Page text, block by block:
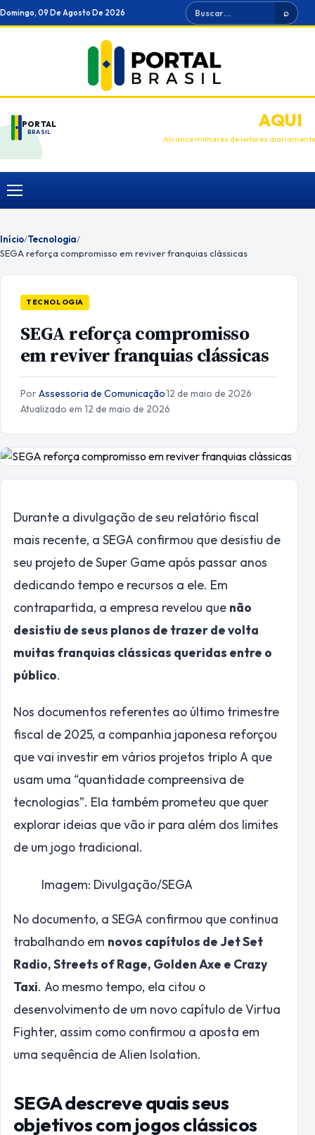
Ir
para
Domingo, 09 De Agosto De 2026 Buscar ⌕
PORTAL
BRASIL
ANUNCIEAQUI
Alcance milhares de leitores diariamente
Menu
Início/Tecnologia/
SEGA reforça compromisso em reviver franquias clássicas
TECNOLOGIA
SEGA reforça compromisso
em reviver franquias clássicas
PorAssessoria de Comunicação·12 de maio de 2026·
Atualizado em 12 de maio de 2026
Durante a divulgação de seu relatório fiscal
mais recente, a SEGA confirmou que desistiu de
seu projeto de Super Game após passar anos
dedicando tempo e recursos a ele. Em
contrapartida, a empresa revelou que não
desistiu de seus planos de trazer de volta
muitas franquias clássicas queridas entre o
público.
Nos documentos referentes ao último trimestre
fiscal de 2025, a companhia japonesa reforçou
que vai investir em vários projetos triplo A que
usam uma “quantidade compreensiva de
tecnologias”. Ela também prometeu que quer
explorar ideias que vão ir para além dos limites
de um jogo tradicional.
Imagem: Divulgação/SEGA
No documento, a SEGA confirmou que continua
trabalhando em novos capítulos de Jet Set
Radio, Streets of Rage, Golden Axe e Crazy
Taxi. Ao mesmo tempo, ela citou o
desenvolvimento de um novo capítulo de Virtua
Fighter, assim como confirmou a aposta em
uma sequência de Alien Isolation.
SEGA descreve quais seus
objetivos com jogos clássicos